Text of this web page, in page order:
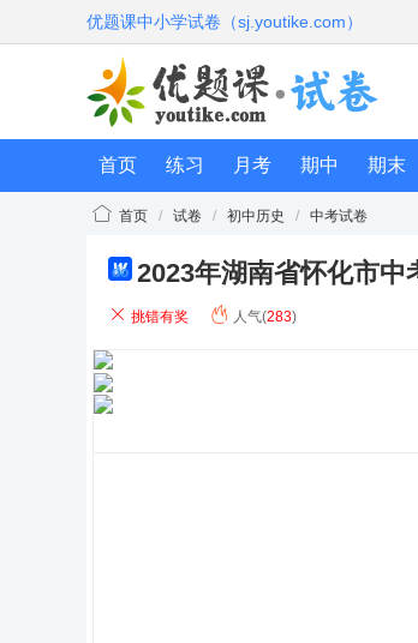
优题课中小学试卷（sj.youtike.com）
首页 练习 月考 期中 期末
首页 / 试卷 / 初中历史 / 中考试卷
do
cx
2023年湖南省怀化市中
挑错有奖 人气(283)